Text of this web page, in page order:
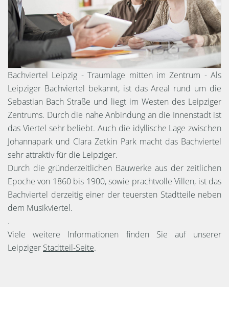
Bachviertel Leipzig - Traumlage mitten im Zentrum - Als
Leipziger Bachviertel bekannt, ist das Areal rund um die
Sebastian Bach Straße und liegt im Westen des Leipziger
Zentrums. Durch die nahe Anbindung an die Innenstadt ist
das Viertel sehr beliebt. Auch die idyllische Lage zwischen
Johannapark und Clara Zetkin Park macht das Bachviertel
sehr attraktiv für die Leipziger.
Durch die gründerzeitlichen Bauwerke aus der zeitlichen
Epoche von 1860 bis 1900, sowie prachtvolle Villen, ist das
Bachviertel derzeitig einer der teuersten Stadtteile neben
dem Musikviertel.
.
Viele weitere Informationen finden Sie auf unserer
Leipziger Stadtteil-Seite.